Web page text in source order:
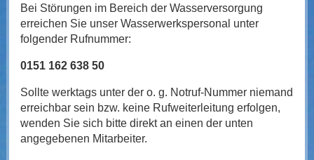
Bei Störungen im Bereich der Wasserversorgung
erreichen Sie unser Wasserwerkspersonal unter
folgender Rufnummer:
0151 162 638 50
Sollte werktags unter der o. g. Notruf-Nummer niemand
erreichbar sein bzw. keine Rufweiterleitung erfolgen,
wenden Sie sich bitte direkt an einen der unten
angegebenen Mitarbeiter.